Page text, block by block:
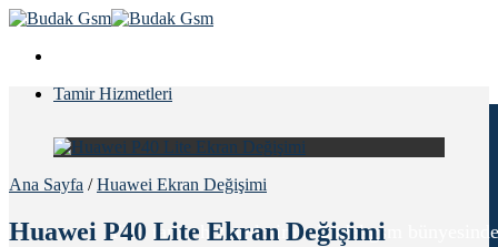
Skip
content
Tamir Hizmetleri
Tüm tamir hizmetlerimiz Budakgsm bünyesinde
Ana Sayfa / Huawei Ekran Değişimi
Huawei P40 Lite Ekran Değişimi